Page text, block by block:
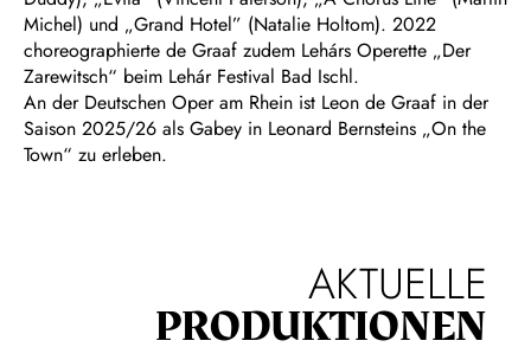
Michel) und „Grand Hotel” (Natalie Holtom). 2022
choreographierte de Graaf zudem Lehárs Operette „Der
Zarewitsch“ beim Lehár Festival Bad Ischl.
An der Deutschen Oper am Rhein ist Leon de Graaf in der
Saison 2025/26 als Gabey in Leonard Bernsteins „On the
Town“ zu erleben.
AKTUELLE
PRODUKTIONEN